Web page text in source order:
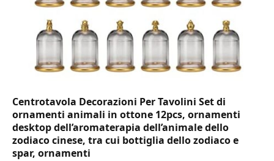
Centrotavola Decorazioni Per Tavolini Set di
ornamenti animali in ottone 12pcs, ornamenti
desktop dell’aromaterapia dell’animale dello
zodiaco cinese, tra cui bottiglia dello zodiaco e
spar, ornamenti